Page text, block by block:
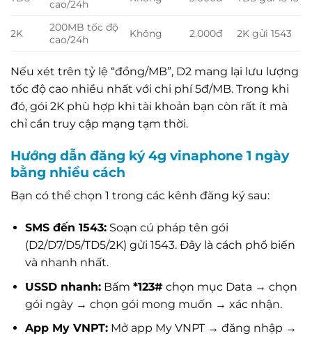
cao/24h
2K
200MB tốc độ
cao/24h
Không 2.000đ 2K gửi 1543
Nếu xét trên tỷ lệ “đồng/MB”, D2 mang lại lưu lượng
tốc độ cao nhiều nhất với chi phí 5đ/MB. Trong khi
đó, gói 2K phù hợp khi tài khoản bạn còn rất ít mà
chỉ cần truy cập mạng tạm thời.
Hướng dẫn đăng ký 4g vinaphone 1 ngày
bằng nhiều cách
Bạn có thể chọn 1 trong các kênh đăng ký sau:
SMS đến 1543:Soạn cú pháp tên gói
(D2/D7/D5/TD5/2K) gửi 1543. Đây là cách phổ biến
và nhanh nhất.
USSD nhanh:Bấm *123#chọn mục Data → chọn
gói ngày → chọn gói mong muốn → xác nhận.
App My VNPT:Mở app My VNPT → đăng nhập →